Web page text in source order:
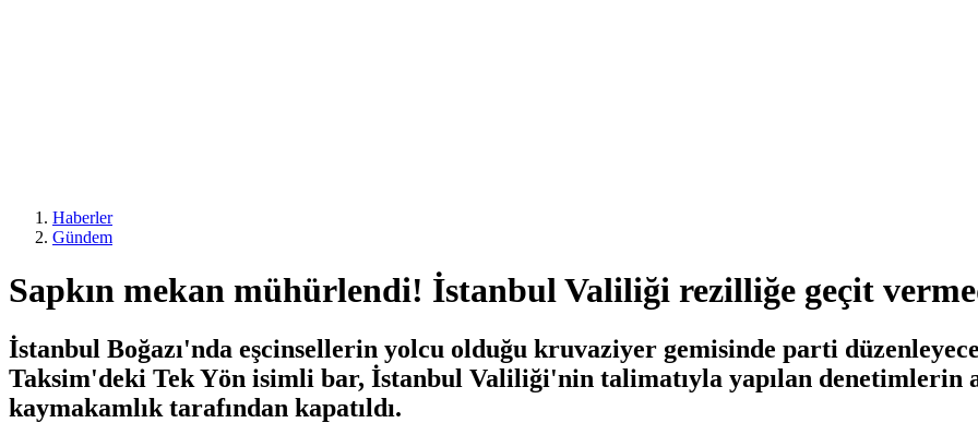
Haberler
Gündem
Sapkın mekan mühürlendi! İstanbul Valiliği rezilliğe geçit
İstanbul Boğazı'nda eşcinsellerin yolcu olduğu kruvaziyer gemisinde parti
Taksim'deki Tek Yön isimli bar, İstanbul Valiliği'nin talimatıyla yapılan denetimlerin
kaymakamlık tarafından kapatıldı.